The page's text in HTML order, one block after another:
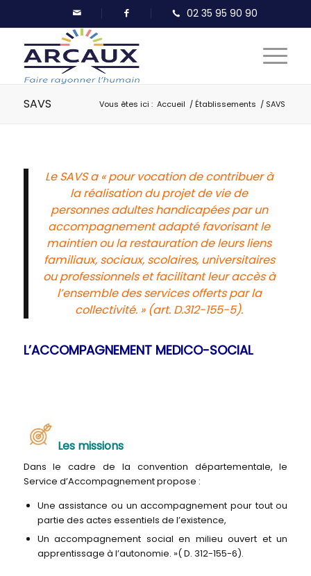
SAVS Vous êtes ici : Accueil / Établissements / SAVS
Le SAVS a « pour vocation de contribuer à
la réalisation du projet de vie de
personnes adultes handicapées par un
accompagnement adapté favorisant le
maintien ou la restauration de leurs liens
familiaux, sociaux, scolaires, universitaires
ou professionnels et facilitant leur accès à
l’ensemble des services offerts par la
collectivité. » (art. D.312-155-5).
L’ACCOMPAGNEMENT MEDICO-SOCIAL
Les missions
Dans le cadre de la convention départementale, le
Service d’Accompagnement propose :
Une assistance ou un accompagnement pour tout ou
partie des actes essentiels de l’existence,
Un accompagnement social en milieu ouvert et un
apprentissage à l’autonomie. »( D. 312-155-6).